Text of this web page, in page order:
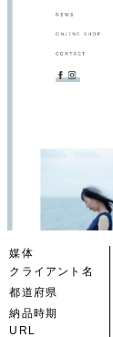
媒体
クライアント名
都道府県
納品時期
URL